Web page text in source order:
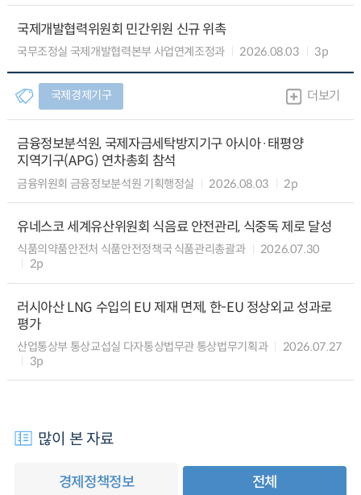
국제개발협력위원회 민간위원 신규 위촉
국무조정실 국제개발협력본부 사업연계조정과 2026.08.03 3p
국제경제기구 더보기
금융정보분석원, 국제자금세탁방지기구 아시아·태평양
지역기구(APG) 연차총회 참석
금융위원회 금융정보분석원 기획행정실 2026.08.03 2p
유네스코 세계유산위원회 식음료 안전관리, 식중독 제로 달성
식품의약품안전처 식품안전정책국 식품관리총괄과
2026.07.30
2p
러시아산 LNG 수입의 EU 제재 면제, 한-EU 정상외교 성과로
평가
산업통상부 통상교섭실 다자통상법무관 통상법무기획과
2026.07.27
3p
많이 본 자료
경제정책정보 전체